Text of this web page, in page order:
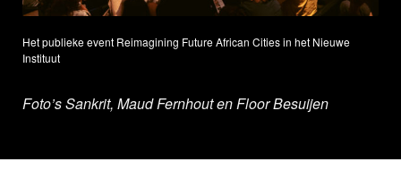
Het publieke event Reimagining Future African Cities in het Nieuwe
Instituut
Foto’s Sankrit, Maud Fernhout en Floor Besuijen